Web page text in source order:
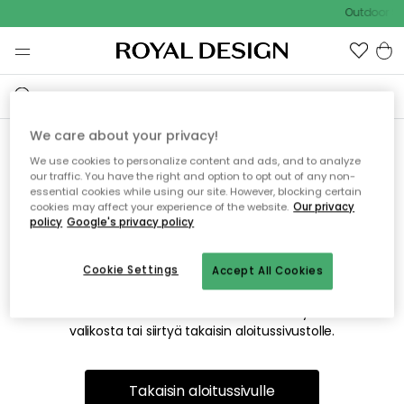
Outdoor
Emme valitettavasti löydä
etsimääsi sivua
Tämä voi johtua siitä, että sivua ei enää ole tai siitä, että se
on siirretty muualle. Pahoittelemme tästä mahdollisesti
valikosta tai siirtyä takaisin aloitussivustolle.
Takaisin aloitussivulle
We care about your privacy!
We use cookies to personalize content and ads, and to analyze
our traffic. You have the right and option to opt out of any non-
essential cookies while using our site. However, blocking certain
cookies may affect your experience of the website. Our privacy
policy Google's privacy policy
Accept All Cookies
Cookie Settings